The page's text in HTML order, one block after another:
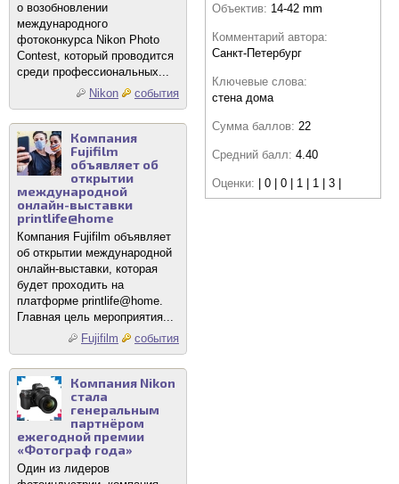
о возобновлении
международного
фотоконкурса Nikon Photo
Contest, который проводится
среди профессиональных...
Nikon
события
Компания
Fujifilm
объявляет об
открытии
международной
онлайн-выставки
printlife@home
Компания Fujifilm объявляет
об открытии международной
онлайн-выставки, которая
будет проходить на
платформе printlife@home.
Главная цель мероприятия...
Fujifilm
события
Компания Nikon
стала
генеральным
партнёром
ежегодной премии
«Фотограф года»
Один из лидеров
Объектив: 14-42 mm
Комментарий автора:
Санкт-Петербург
Ключевые слова:
стена дома
Сумма баллов: 22
Средний балл: 4.40
Оценки: | 0 | 0 | 1 | 1 | 3 |